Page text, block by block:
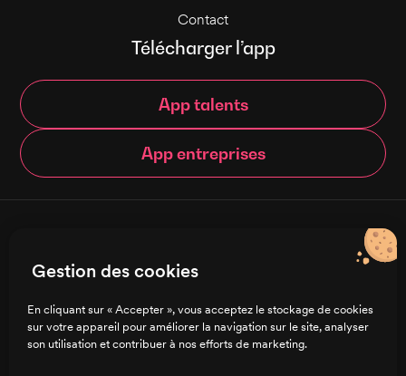
Contact
Télécharger l’app
App talents
App entreprises
Charte de confidentialité
CGU/CGV
Gestion des cookies
En cliquant sur « Accepter », vous acceptez le stockage de cookies
sur votre appareil pour améliorer la navigation sur le site, analyser
son utilisation et contribuer à nos efforts de marketing.